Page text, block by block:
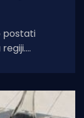
postati